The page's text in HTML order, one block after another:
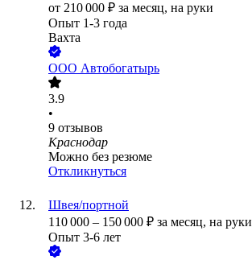
от 210 000 ₽ за месяц, на руки
Опыт 1-3 года
Вахта
ООО Автобогатырь
3.9
•
9 отзывов
Краснодар
Можно без резюме
Откликнуться
Швея/портной
110 000 – 150 000 ₽ за месяц, на руки
Опыт 3-6 лет